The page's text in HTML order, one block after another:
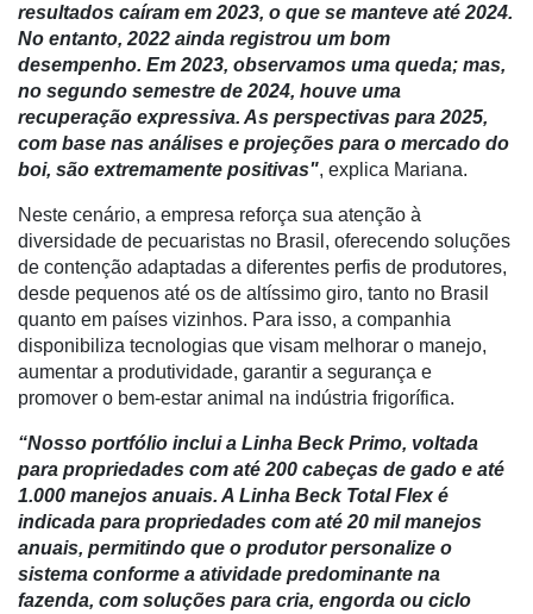
Dados
e
Análise
E-
Commerce
da
Agricultura
Vertical
Software
Empresarial
para
Recursos
Hídricos
Membros
Liberali
Netrin
resultados caíram em 2023, o que se manteve até 2024.
No entanto, 2022 ainda registrou um bom
desempenho. Em 2023, observamos uma queda; mas,
no segundo semestre de 2024, houve uma
recuperação expressiva. As perspectivas para 2025,
com base nas análises e projeções para o mercado do
boi, são extremamente positivas", explica Mariana.
Neste cenário, a empresa reforça sua atenção à
diversidade de pecuaristas no Brasil, oferecendo soluções
de contenção adaptadas a diferentes perfis de produtores,
desde pequenos até os de altíssimo giro, tanto no Brasil
quanto em países vizinhos. Para isso, a companhia
disponibiliza tecnologias que visam melhorar o manejo,
aumentar a produtividade, garantir a segurança e
promover o bem-estar animal na indústria frigorífica.
“Nosso portfólio inclui a Linha Beck Primo, voltada
para propriedades com até 200 cabeças de gado e até
1.000 manejos anuais. A Linha Beck Total Flex é
indicada para propriedades com até 20 mil manejos
anuais, permitindo que o produtor personalize o
sistema conforme a atividade predominante na
fazenda, com soluções para cria, engorda ou ciclo